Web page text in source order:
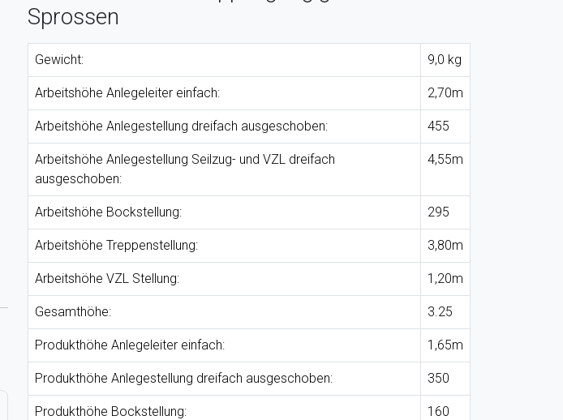
Sprossen
Gewicht: 9,0 kg
Arbeitshöhe Anlegeleiter einfach: 2,70m
Arbeitshöhe Anlegestellung dreifach ausgeschoben: 455
Arbeitshöhe Anlegestellung Seilzug- und VZL dreifach
ausgeschoben:
4,55m
Arbeitshöhe Bockstellung: 295
Arbeitshöhe Treppenstellung: 3,80m
Arbeitshöhe VZL Stellung: 1,20m
Gesamthöhe: 3.25
Produkthöhe Anlegeleiter einfach: 1,65m
Produkthöhe Anlegestellung dreifach ausgeschoben: 350
Produkthöhe Bockstellung: 160